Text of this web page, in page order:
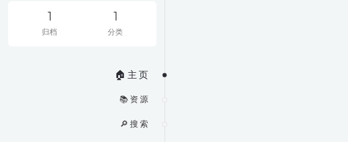
1
归档
1
分类
🏠 主 页
📚 资 源
🔎 搜 索